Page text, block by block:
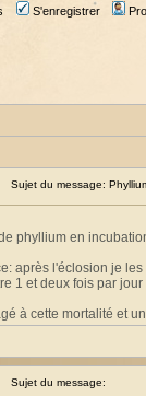
S'enregistrer
Sujet du message:
phyllium en
après l'éclosion je
1 et deux fois par
à cette mortalité et
Sujet du message: